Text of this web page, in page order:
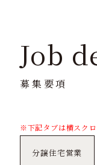
Job
募集要項
※下記タブは横スクロ
分譲住宅営業